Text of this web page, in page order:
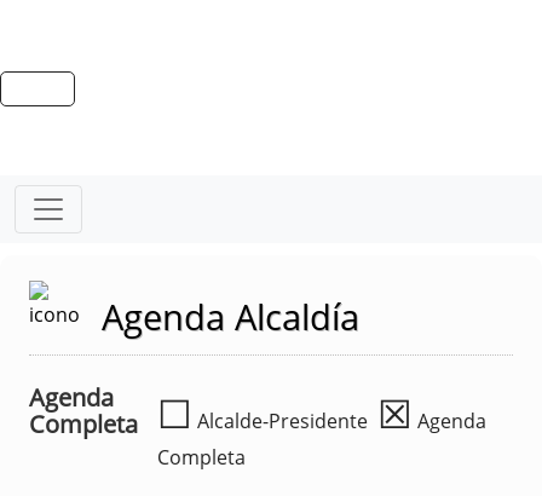
Agenda Alcaldía
Agenda
Completa
☐ Alcalde-Presidente ☒ Agenda
Completa